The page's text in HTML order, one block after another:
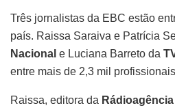
Três jornalistas da EBC estão
país. Raissa Saraiva e Patrícia
Nacional e Luciana Barreto da
entre mais de 2,3 mil
Raissa, editora da